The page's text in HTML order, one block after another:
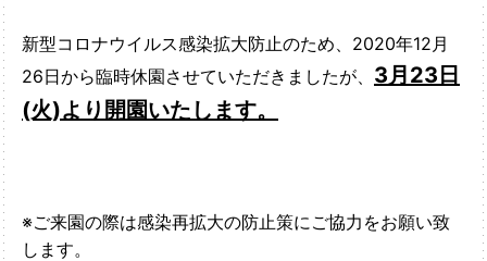
新型コロナウイルス感染拡大防止のため、2020年12月
26日から臨時休園させていただきましたが、 3月23日
(火)より開園いたします。
※ご来園の際は感染再拡大の防止策にご協力をお願い致
します。